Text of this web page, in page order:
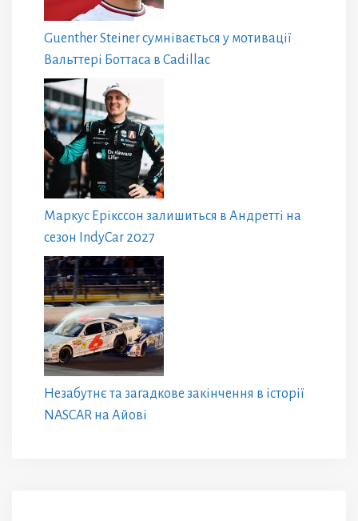
Guenther Steiner сумнівається у мотивації
Вальттері Боттаса в Cadillac
Маркус Ерікссон залишиться в Андретті на
сезон IndyCar 2027
Незабутнє та загадкове закінчення в історії
NASCAR на Айові